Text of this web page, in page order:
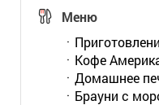
Меню
ㆍ
ㆍКофе
ㆍДомашнее
ㆍБрауни с